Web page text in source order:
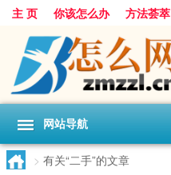
主 页 你该怎么办 方法荟萃
网站导航
> 有关“二手”的文章